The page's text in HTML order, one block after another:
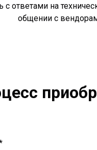
ответами на
общении с